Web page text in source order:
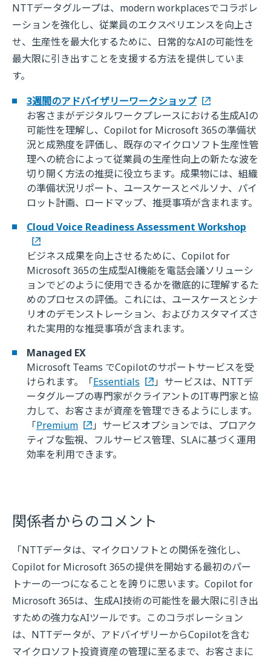
NTTデータグループは、modern workplacesでコラボレ
ーションを強化し、従業員のエクスペリエンスを向上さ
せ、生産性を最大化するために、日常的なAIの可能性を
最大限に引き出すことを支援する方法を提供していま
す。
3週間のアドバイザリーワークショップ
お客さまがデジタルワークプレースにおける生成AIの
可能性を理解し、Copilot for Microsoft 365の準備状
況と成熟度を評価し、既存のマイクロソフト生産性管
理への統合によって従業員の生産性向上の新たな波を
切り開く方法の推奨に役立ちます。成果物には、組織
の準備状況リポート、ユースケースとペルソナ、パイ
ロット計画、ロードマップ、推奨事項が含まれます。
Cloud Voice Readiness Assessment Workshop
ビジネス成果を向上させるために、Copilot for
Microsoft 365の生成型AI機能を電話会議ソリューシ
ョンでどのように使用できるかを徹底的に理解するた
めのプロセスの評価。これには、ユースケースとシナ
リオのデモンストレーション、およびカスタマイズさ
れた実用的な推奨事項が含まれます。
Managed EX
Microsoft Teams でCopilotのサポートサービスを受
けられます。「Essentials
」サービスは、NTTデ
ータグループの専門家がクライアントのIT専門家と協
力して、お客さまが資産を管理できるようにします。
「Premium
」サービスオプションでは、プロアク
ティブな監視、フルサービス管理、SLAに基づく運用
効率を利用できます。
関係者からのコメント
「NTTデータは、マイクロソフトとの関係を強化し、
Copilot for Microsoft 365の提供を開始する最初のパー
トナーの一つになることを誇りに思います。Copilot for
Microsoft 365は、生成AI技術の可能性を最大限に引き出
すための強力なAIツールです。このコラボレーション
は、NTTデータが、アドバイザリーからCopilotを含む
マイクロソフト投資資産の管理に至るまで、お客さまに